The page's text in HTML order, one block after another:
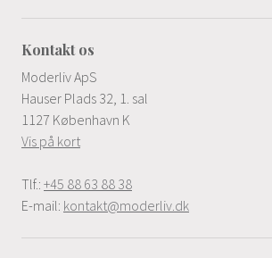
Kontakt os
Moderliv ApS
Hauser Plads 32, 1. sal
1127 København K
Vis på kort
Tlf.: +45 88 63 88 38
E-mail: kontakt@moderliv.dk